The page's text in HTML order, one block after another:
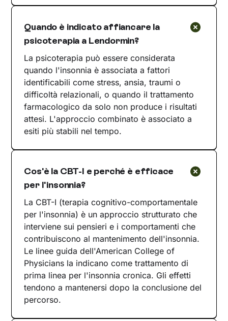
Quando è indicato affiancare la
psicoterapia a Lendormin?
La psicoterapia può essere considerata
quando l'insonnia è associata a fattori
identificabili come stress, ansia, traumi o
difficoltà relazionali, o quando il trattamento
farmacologico da solo non produce i risultati
attesi. L'approccio combinato è associato a
esiti più stabili nel tempo.
Cos'è la CBT-I e perché è efficace
per l'insonnia?
La CBT-I (terapia cognitivo-comportamentale
per l'insonnia) è un approccio strutturato che
interviene sui pensieri e i comportamenti che
contribuiscono al mantenimento dell'insonnia.
Le linee guida dell'American College of
Physicians la indicano come trattamento di
prima linea per l'insonnia cronica. Gli effetti
tendono a mantenersi dopo la conclusione del
percorso.